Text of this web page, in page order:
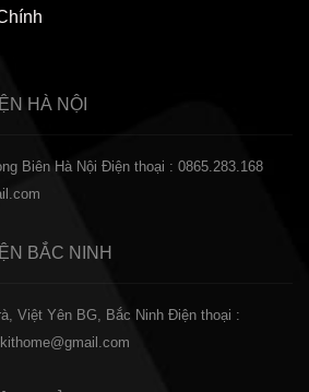
HÀ NỘI
Biên Hà Nội Điện thoại : 0865.283.168
BẮC NINH
Việt Yên BG, Bắc Ninh Điện thoại :